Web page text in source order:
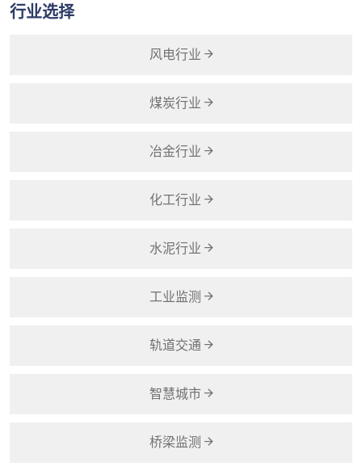
行业选择
风电行业
煤炭行业
冶金行业
化工行业
水泥行业
工业监测
轨道交通
智慧城市
桥梁监测